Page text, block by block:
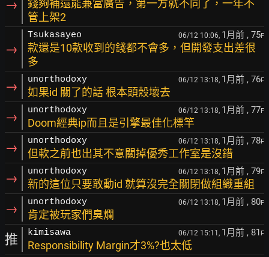
→
錢夠補還能兼當廣告，第一方就不同了，一年不
管上架2
→
Tsukasayeo 06/12 10:06, 1月前 , 75F
款還是10款收到的錢都不會多，但開發支出差很
多
→ unorthodoxy 06/12 13:18, 1月前 , 76F
如果id 關了的話 根本頭殼壞去
→ unorthodoxy 06/12 13:18, 1月前 , 77F
Doom經典ip而且是引擎最佳化標竿
→ unorthodoxy 06/12 13:18, 1月前 , 78F
但軟之前也出其不意關掉優秀工作室是沒錯
→ unorthodoxy 06/12 13:18, 1月前 , 79F
新的這位只要敢動id 就算沒完全關閉做組織重組
→ unorthodoxy 06/12 13:18, 1月前 , 80F
肯定被玩家們臭爛
推 kimisawa 06/12 15:11, 1月前 , 81 F
Responsibility Margin才3%?也太低